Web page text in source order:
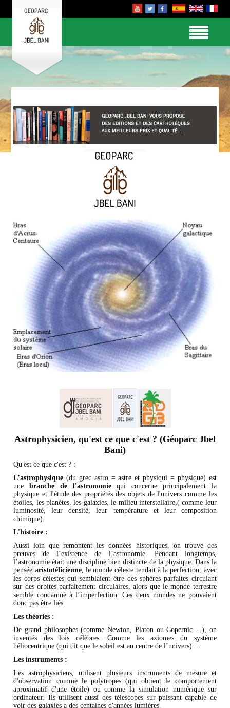
Astrophysicien, qu'est ce que c'est ? (Géoparc Jbel
Bani)
Qu'est ce que c'est ? :
L’astrophysique (du grec astro = astre et physiqui = physique) est
unebranche de l'astronomiequi concerne principalement la
physique et l'étude des propriétés des objets de l'univers comme les
étoiles, les planètes, les galaxies, le milieu interstellaire,( comme leur
luminosité, leur densité, leur température et leur composition
chimique).
L'histoire :
Aussi loin que remontent les données historiques, on trouve des
preuves de l’existence de l’astronomie. Pendant longtemps,
l’astronomie était une discipline bien distincte de la physique. Dans la
pensée aristotélicienne, le monde céleste tendait à la perfection, avec
les corps célestes qui semblaient être des sphères parfaites circulant
sur des orbites parfaitement circulaires, alors que le monde terrestre
semble condamné à l’imperfection. Ces deux mondes ne pouvaient
donc pas être liés.
Les théories :
De grand philosophes (comme Newton, Platon ou Copernic ...), on
inventés des lois célèbres .Comme les axiomes du système
héliocentrique (qui dit que le soleil est au centre de l’univers) ...
Les instruments :
Les astrophysiciens, utilisent plusieurs instruments de mesure et
d'observation comme le polytropes (qui obtient le comportement
aproximatif d'une étoile) ou comme la simulation numérique sur
ordinateur. Ils utilisent aussi des télescopes sur puissant capable de
voir des galaxies a des centaines d'années lumières.